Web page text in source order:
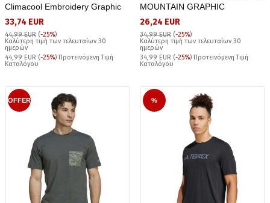
Climacool Embroidery Graphic
33,74 EUR
44,99 EUR (-25%)
Καλύτερη τιμή των τελευταίων 30
ημερών
44,99 EUR (-25%) Προτεινόμενη Τιμή
Καταλόγου
MOUNTAIN GRAPHIC
26,24 EUR
34,99 EUR (-25%)
Καλύτερη τιμή των τελευταίων 30
ημερών
34,99 EUR (-25%) Προτεινόμενη Τιμή
Καταλόγου
OFFER %